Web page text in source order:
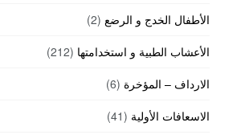
الأطفال الخدج و الرضع (2)
الأعشاب الطبية و استخدامتها (212)
الارداف – المؤخرة (6)
الاسعافات الأولية (41)